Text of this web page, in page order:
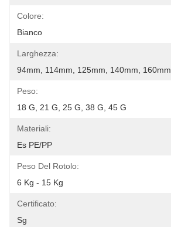
Colore:
Bianco
Larghezza:
94mm, 114mm, 125mm, 140mm, 160mm
Peso:
18 G, 21 G, 25 G, 38 G, 45 G
Materiali:
Es PE/PP
Peso Del Rotolo:
6 Kg - 15 Kg
Certificato:
Sg